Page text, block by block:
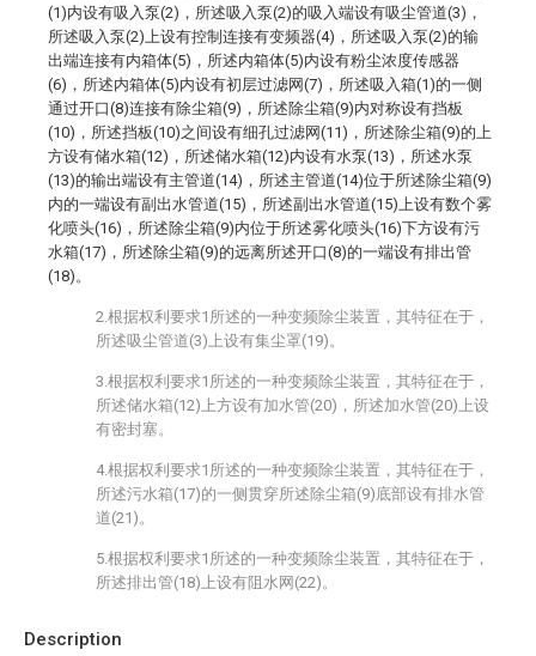
Description
(1)内设有吸入泵(2)，所述吸入泵(2)的吸入端设有吸尘管道(3)，
所述吸入泵(2)上设有控制连接有变频器(4)，所述吸入泵(2)的输
出端连接有内箱体(5)，所述内箱体(5)内设有粉尘浓度传感器
(6)，所述内箱体(5)内设有初层过滤网(7)，所述吸入箱(1)的一侧
通过开口(8)连接有除尘箱(9)，所述除尘箱(9)内对称设有挡板
(10)，所述挡板(10)之间设有细孔过滤网(11)，所述除尘箱(9)的上
方设有储水箱(12)，所述储水箱(12)内设有水泵(13)，所述水泵
(13)的输出端设有主管道(14)，所述主管道(14)位于所述除尘箱(9)
内的一端设有副出水管道(15)，所述副出水管道(15)上设有数个雾
化喷头(16)，所述除尘箱(9)内位于所述雾化喷头(16)下方设有污
水箱(17)，所述除尘箱(9)的远离所述开口(8)的一端设有排出管
(18)。
2.根据权利要求1所述的一种变频除尘装置，其特征在于，
所述吸尘管道(3)上设有集尘罩(19)。
3.根据权利要求1所述的一种变频除尘装置，其特征在于，
所述储水箱(12)上方设有加水管(20)，所述加水管(20)上设
有密封塞。
4.根据权利要求1所述的一种变频除尘装置，其特征在于，
所述污水箱(17)的一侧贯穿所述除尘箱(9)底部设有排水管
道(21)。
5.根据权利要求1所述的一种变频除尘装置，其特征在于，
所述排出管(18)上设有阻水网(22)。